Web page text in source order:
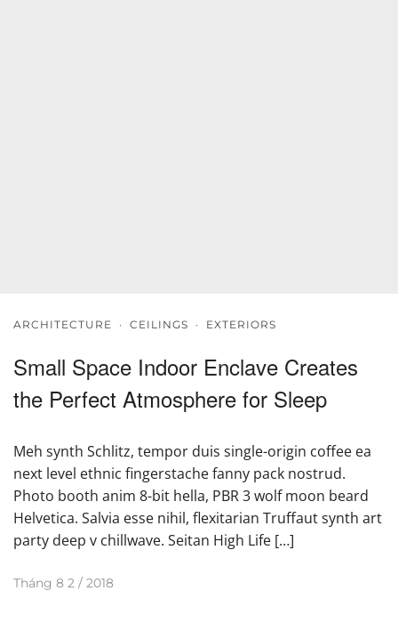
ARCHITECTURE · CEILINGS · EXTERIORS
Small Space Indoor Enclave Creates
the Perfect Atmosphere for Sleep
Meh synth Schlitz, tempor duis single-origin coffee ea
next level ethnic fingerstache fanny pack nostrud.
Photo booth anim 8-bit hella, PBR 3 wolf moon beard
Helvetica. Salvia esse nihil, flexitarian Truffaut synth art
party deep v chillwave. Seitan High Life […]
Tháng 8 2 / 2018